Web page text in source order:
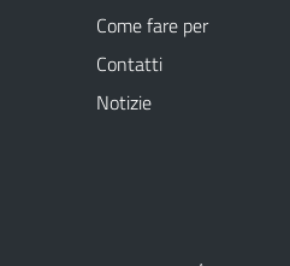
Come fare per
Contatti
Notizie